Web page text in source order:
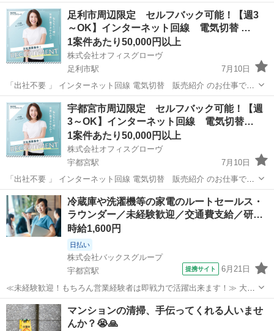
足利市周辺限定 セルフバック可能！【週3
～OK】インターネット回線 電気切替 …
1案件あたり50,000円以上
株式会社オフィスグローヴ
足利市駅
7月10日
「出社不要 」 インターネット回線 電気切替 販売紹介 のお仕事で
す。 私たちは地域の人々に役立つ 大手通信キャリアのインターネット
回線 の商品やサービスをご案内し、ご契約いただきます。 【主な仕事
内容】 ・お...
栃木 足利市 足利市駅 営業
宇都宮市周辺限定 セルフバック可能！【週
3～OK】インターネット回線 電気切替…
1案件あたり50,000円以上
株式会社オフィスグローヴ
宇都宮駅
7月10日
「出社不要 」 インターネット回線 電気切替 販売紹介 のお仕事で
す。 私たちは地域の人々に役立つ 大手通信キャリアのインターネット
回線 の商品やサービスをご案内し、ご契約いただきます。 【主な仕事
内容】 ・お...
栃木 宇都宮市 宇都宮駅 営業 セルフ
冷蔵庫や洗濯機等の家電のルートセールス・
ラウンダー／未経験歓迎／交通費支給／研…
時給1,600円
日払い
株式会社バックスグループ
宇都宮駅
提携サイト 6月21日
≪未経験歓迎！もちろん営業経験者は即戦力で活躍出来ます！≫ 大手
家電メーカーの営業担当として、家電量販店などの店舗を巡回し、 販
売促進や営業活動を行うお仕事。 ■お仕事詳細 ・店舗で働いているス
タッフへ商品知識のレクチャ...
栃木 宇都宮市 営業
マンションの清掃、手伝ってくれる人いませ
んか？😭🙏